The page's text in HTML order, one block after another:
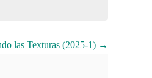
las Texturas (2025-1)